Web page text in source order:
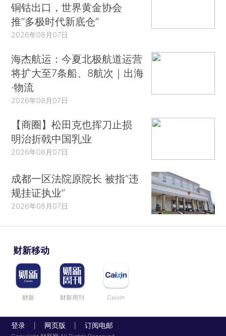
铜钴出口，世界黄金协会
推“多极时代新底仓”
2026年08月07日
海杰航运：今夏北极航道运营
将扩大至7条船、8航次｜出海
·物流
2026年08月07日
【商圈】松田克也挥刀止损
明治折戟中国乳业
2026年08月07日
成都一区法院原院长 被指“违
规挂证执业”
2026年08月07日
财新移动
财新 财新周刊 Caixin
登录 网页版 订阅电邮